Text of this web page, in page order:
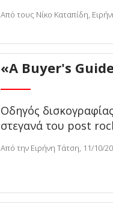
Από τους Νίκο Καταπίδη,
«A Buyer's
Οδηγός
στεγανά του post
Από την Ειρήνη Τάτση, 11/10/